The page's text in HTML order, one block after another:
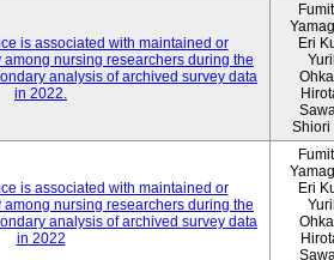
is associated with maintained or
nursing researchers during the
analysis of archived survey data
in 2022.
Eri
Shiori
is associated with maintained or
nursing researchers during the
analysis of archived survey data
in 2022
Eri